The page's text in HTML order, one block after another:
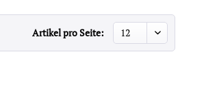
Artikel pro Seite: